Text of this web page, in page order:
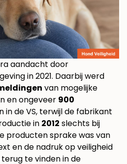
aandacht door
in 2021. Daarbij werd
van mogelijke
en ongeveer 900
in de VS, terwijl de fabrikant
in 2012 slechts bij
producten sprake was van
en de nadruk op veiligheid
te vinden inde